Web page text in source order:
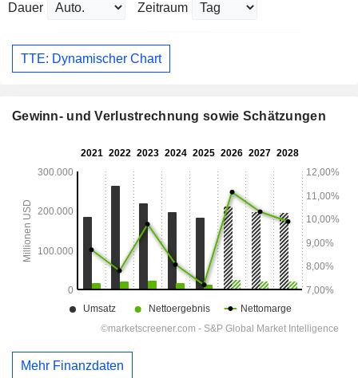
Dauer Zeitraum
TTE: Dynamischer Chart
Gewinn- und Verlustrechnung sowie Schätzungen
Mehr Finanzdaten